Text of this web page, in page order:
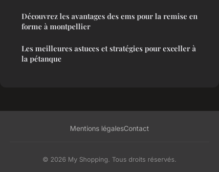
Découvrez les avantages des ems pour la remise en
forme à montpellier
Les meilleures astuces et stratégies pour exceller à
la pétanque
Mentions légalesContact
© 2026 My Shopping. Tous droits réservés.